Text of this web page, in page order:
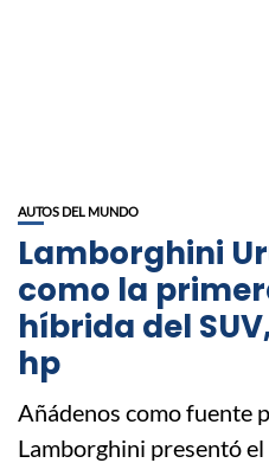
AUTOS DEL MUNDO
Lamborghini
como la
híbrida del
hp
Añádenos como fuente
Lamborghini presentó el